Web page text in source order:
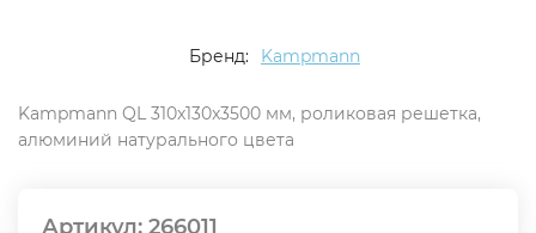
Бренд: Kampmann
Kampmann QL 310x130x3500 мм, роликовая решетка,
алюминий натурального цвета
Артикул: 266011